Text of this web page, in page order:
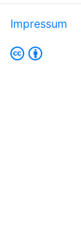
Impressum